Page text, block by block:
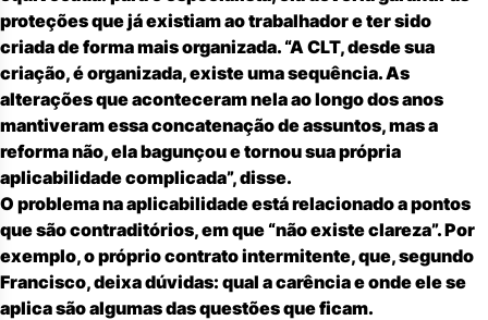
proteções que já existiam ao trabalhador e ter sido
criada de forma mais organizada. “A CLT, desde sua
criação, é organizada, existe uma sequência. As
alterações que aconteceram nela ao longo dos anos
mantiveram essa concatenação de assuntos, mas a
reforma não, ela bagunçou e tornou sua própria
aplicabilidade complicada”, disse.
O problema na aplicabilidade está relacionado a pontos
que são contraditórios, em que “não existe clareza”. Por
exemplo, o próprio contrato intermitente, que, segundo
Francisco, deixa dúvidas: qual a carência e onde ele se
aplica são algumas das questões que ficam.